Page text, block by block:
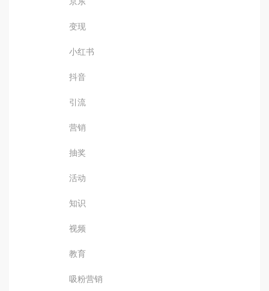
变现
小红书
抖音
引流
营销
抽奖
活动
知识
视频
教育
吸粉营销